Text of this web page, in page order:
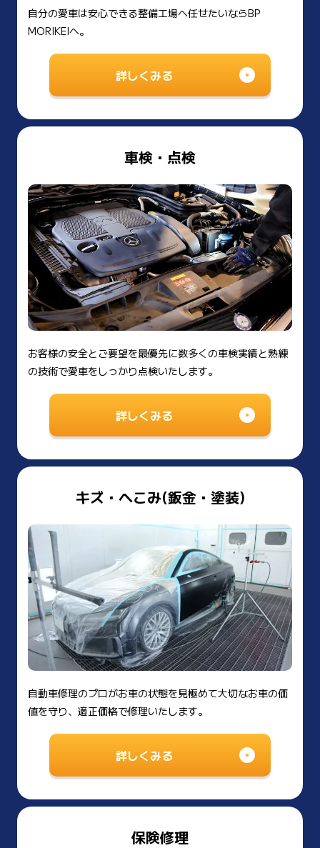
自分の愛車は安心できる整備工場へ任せたいならBP
MORIKEIへ。
詳しくみる
車検・点検
お客様の安全とご要望を最優先に数多くの車検実績と熟練
の技術で愛車をしっかり点検いたします。
詳しくみる
キズ・へこみ(鈑金・塗装)
自動車修理のプロがお車の状態を見極めて大切なお車の価
値を守り、適正価格で修理いたします。
詳しくみる
保険修理